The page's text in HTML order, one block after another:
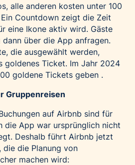
alle anderen kosten unter 100
Countdown zeigt die Zeit
eine Ikone aktiv wird. Gäste
dann über die App anfragen.
die ausgewählt werden,
goldenes Ticket. Im Jahr 2024
goldene Tickets geben .
Gruppenreisen
auf Airbnb sind für
die App war ursprünglich nicht
Deshalb führt Airbnb jetzt
die die Planung von
machen wird: